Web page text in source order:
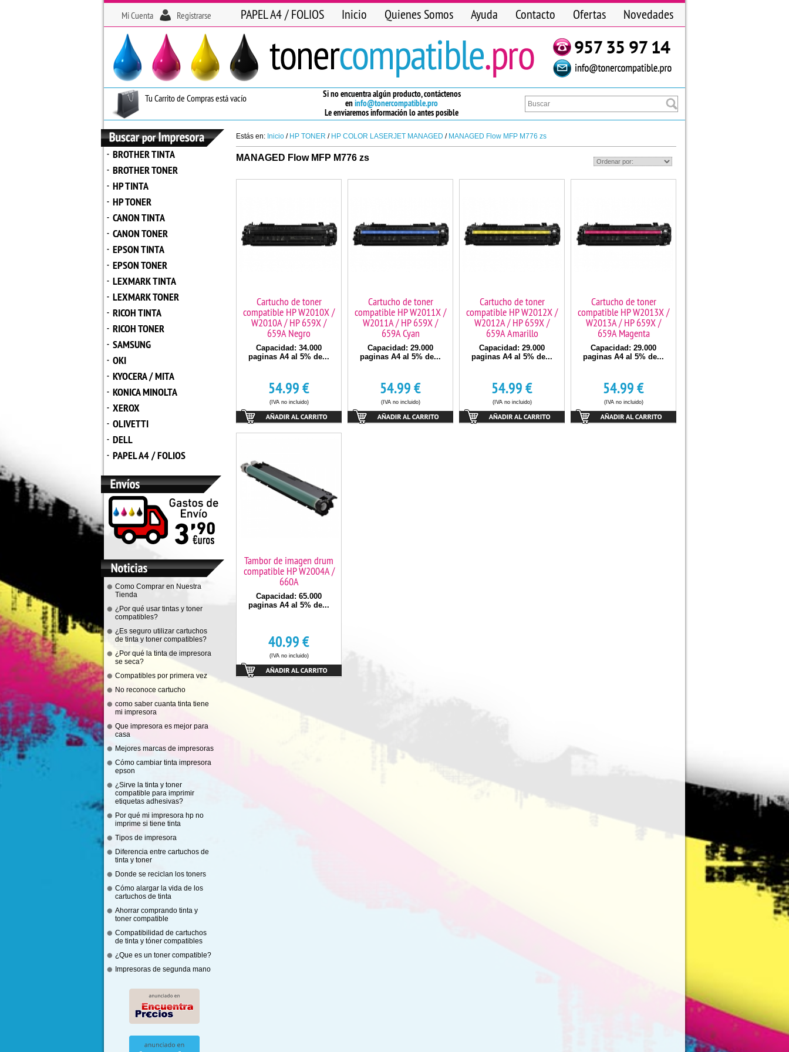
Mi Cuenta Registrarse PAPEL A4 / FOLIOS Inicio Quienes Somos Ayuda Contacto Ofertas Novedades
Si no encuentra algún producto, contáctenos
eninfo@tonercompatible.pro
Le enviaremos información lo antes posible
Tu Carrito de Compras está vacío
- BROTHER TINTA
- BROTHER TONER
- HP TINTA
- HP TONER
- CANON TINTA
- CANON TONER
- EPSON TINTA
- EPSON TONER
- LEXMARK TINTA
- LEXMARK TONER
- RICOH TINTA
- RICOH TONER
- SAMSUNG
- OKI
- KYOCERA / MITA
- KONICA MINOLTA
- XEROX
- OLIVETTI
- DELL
- PAPEL A4 / FOLIOS
Como Comprar en Nuestra
Tienda
¿Por qué usar tintas y toner
compatibles?
¿Es seguro utilizar cartuchos
de tinta y toner compatibles?
¿Por qué la tinta de impresora
se seca?
Compatibles por primera vez
No reconoce cartucho
como saber cuanta tinta tiene
mi impresora
Que impresora es mejor para
casa
Mejores marcas de impresoras
Cómo cambiar tinta impresora
epson
¿Sirve la tinta y toner
compatible para imprimir
etiquetas adhesivas?
Por qué mi impresora hp no
imprime si tiene tinta
Tipos de impresora
Diferencia entre cartuchos de
tinta y toner
Donde se reciclan los toners
Cómo alargar la vida de los
cartuchos de tinta
Ahorrar comprando tinta y
toner compatible
Compatibilidad de cartuchos
de tinta y tóner compatibles
¿Que es un toner compatible?
Impresoras de segunda mano
Estás en: Inicio / HP TONER / HP COLOR LASERJET MANAGED / MANAGED Flow MFP M776 zs
MANAGED Flow MFP M776 zs
Cartucho de toner
compatible HP W2010X /
W2010A / HP 659X /
659A Negro
Capacidad: 34.000
paginas A4 al 5% de...
54.99€
(IVA no incluido)
Cartucho de toner
compatible HP W2011X /
W2011A / HP 659X /
659A Cyan
Capacidad: 29.000
paginas A4 al 5% de...
54.99€
(IVA no incluido)
Cartucho de toner
compatible HP W2012X /
W2012A / HP 659X /
659A Amarillo
Capacidad: 29.000
paginas A4 al 5% de...
54.99€
(IVA no incluido)
Cartucho de toner
compatible HP W2013X /
W2013A / HP 659X /
659A Magenta
Capacidad: 29.000
paginas A4 al 5% de...
54.99€
(IVA no incluido)
Tambor de imagen drum
compatible HP W2004A /
660A
Capacidad: 65.000
paginas A4 al 5% de...
40.99€
(IVA no incluido)